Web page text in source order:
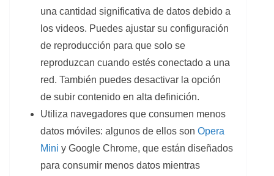
una cantidad significativa de datos debido a
los videos. Puedes ajustar su configuración
de reproducción para que solo se
reproduzcan cuando estés conectado a una
red. También puedes desactivar la opción
de subir contenido en alta definición.
Utiliza navegadores que consumen menos
datos móviles: algunos de ellos son Opera
Mini y Google Chrome, que están diseñados
para consumir menos datos mientras